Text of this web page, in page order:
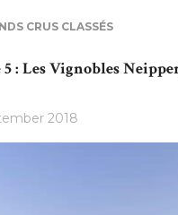
CRUS CLASSÉS
5 : Les Vignobles
2018